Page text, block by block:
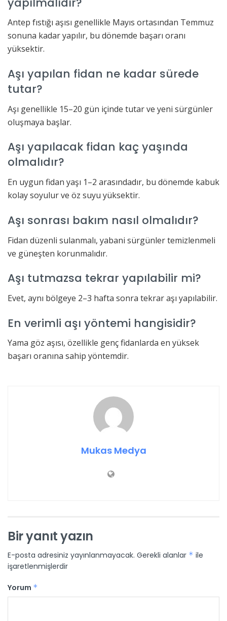
Antep fıstığı aşısı genellikle Mayıs ortasından Temmuz
sonuna kadar yapılır, bu dönemde başarı oranı
yüksektir.
Aşı yapılan fidan ne kadar sürede
tutar?
Aşı genellikle 15–20 gün içinde tutar ve yeni sürgünler
oluşmaya başlar.
Aşı yapılacak fidan kaç yaşında
olmalıdır?
En uygun fidan yaşı 1–2 arasındadır, bu dönemde kabuk
kolay soyulur ve öz suyu yüksektir.
Aşı sonrası bakım nasıl olmalıdır?
Fidan düzenli sulanmalı, yabani sürgünler temizlenmeli
ve güneşten korunmalıdır.
Aşı tutmazsa tekrar yapılabilir mi?
Evet, aynı bölgeye 2–3 hafta sonra tekrar aşı yapılabilir.
En verimli aşı yöntemi hangisidir?
Yama göz aşısı, özellikle genç fidanlarda en yüksek
başarı oranına sahip yöntemdir.
Mukas Medya
Bir yanıt yazın
E-posta adresiniz yayınlanmayacak. Gerekli alanlar * ile
işaretlenmişlerdir
Yorum *